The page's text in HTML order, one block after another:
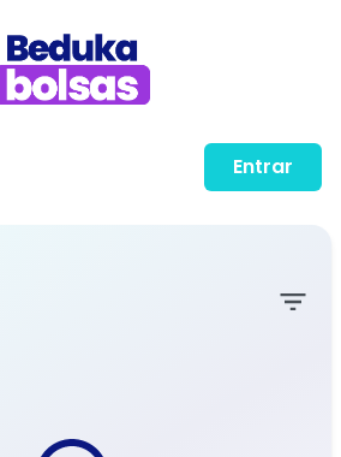
Entrar